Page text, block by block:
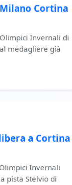
Cortina
Invernali di
medagliere già
a Cortina
Invernali
pista Stelvio di